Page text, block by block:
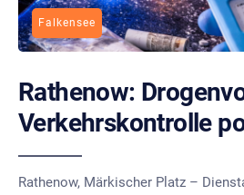
Falkensee
Rathenow:
Verkehrskontrolle
Rathenow, Märkischer Platz –